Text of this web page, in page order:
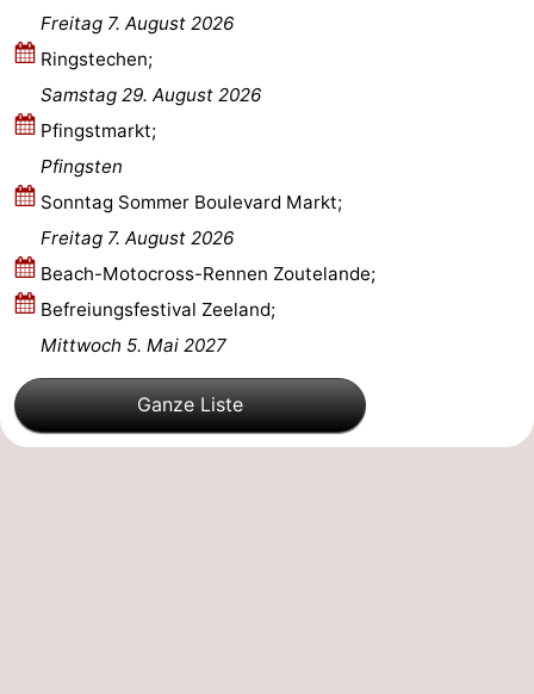
Vlaanderen
Nieuwvliet
Sluis
-
Cadzand
-
Natur
Het
Zwin
Wetter
Kontakt
Freitag 7. August 2026
Ringstechen;
Samstag 29. August 2026
Pfingstmarkt;
Pfingsten
Sonntag Sommer Boulevard Markt;
Freitag 7. August 2026
Beach-Motocross-Rennen Zoutelande;
Befreiungsfestival Zeeland;
Mittwoch 5. Mai 2027
Ganze Liste